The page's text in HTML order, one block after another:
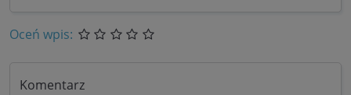
Oceń wpis:
Komentarz